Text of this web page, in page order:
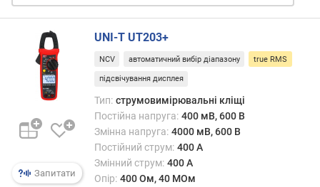
м
н
н
т
р
м
Запитати
UNI-T UT203+
NCV автоматичний вибір діапазону true RMS
підсвічування дисплея
Тип: струмовимірювальні кліщі
Постійна напруга: 400 мВ, 600 В
Змінна напруга: 4000 мВ, 600 В
Постійний струм: 400 А
Змінний струм: 400 А
Опір: 400 Ом, 40 МОм